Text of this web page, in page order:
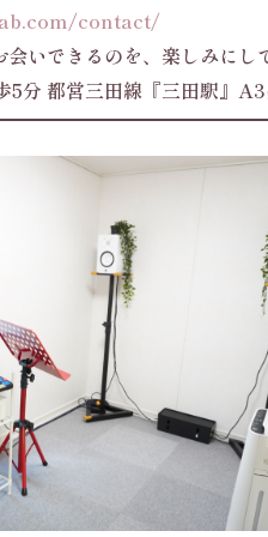
contact/
いできるのを、楽しみにし
5分 都営三田線『三田駅』